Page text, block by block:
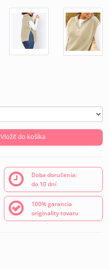
Vložiť do košíka
Doba doručenia:
do 10 dní
100% garancia
originality tovaru